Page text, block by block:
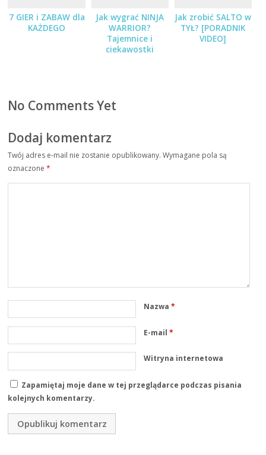
7 GIER i ZABAW dla
KAŻDEGO
Jak wygrać NINJA
WARRIOR?
Tajemnice i
ciekawostki
Jak zrobić SALTO w
TYŁ? [PORADNIK
VIDEO]
No Comments Yet
Dodaj komentarz
Twój adres e-mail nie zostanie opublikowany. Wymagane pola są
oznaczone*
Nazwa*
E-mail*
Witryna internetowa
Zapamiętaj moje dane w tej przeglądarce podczas pisania
kolejnych komentarzy.